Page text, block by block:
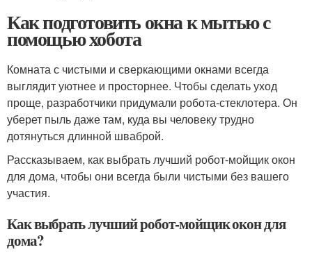
Как подготовить окна к мытью с
помощью хобота
Комната с чистыми и сверкающими окнами всегда
выглядит уютнее и просторнее. Чтобы сделать уход
проще, разработчики придумали робота-стеклотера. Он
уберет пыль даже там, куда вы человеку трудно
дотянуться длинной шваброй.
Рассказываем, как выбрать лучший робот-мойщик окон
для дома, чтобы они всегда были чистыми без вашего
участия.
Как выбрать лучший робот-мойщик окон для
дома?